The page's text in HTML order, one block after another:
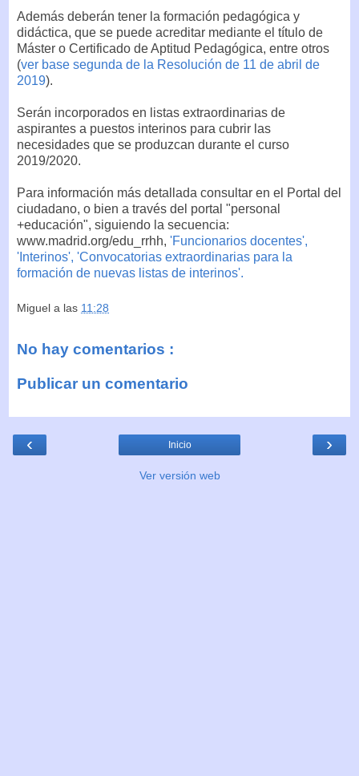
Además deberán tener la formación pedagógica y
didáctica, que se puede acreditar mediante el título de
Máster o Certificado de Aptitud Pedagógica, entre otros
(ver base segunda de la Resolución de 11 de abril de
2019).
Serán incorporados en listas extraordinarias de
aspirantes a puestos interinos para cubrir las
necesidades que se produzcan durante el curso
2019/2020.
Para información más detallada consultar en el Portal del
ciudadano, o bien a través del portal "personal
+educación", siguiendo la secuencia:
www.madrid.org/edu_rrhh, 'Funcionarios docentes',
'Interinos', 'Convocatorias extraordinarias para la
formación de nuevas listas de interinos'.
Miguel a las 11:28
No hay comentarios :
Publicar un comentario
‹ ›
Inicio
Ver versión web